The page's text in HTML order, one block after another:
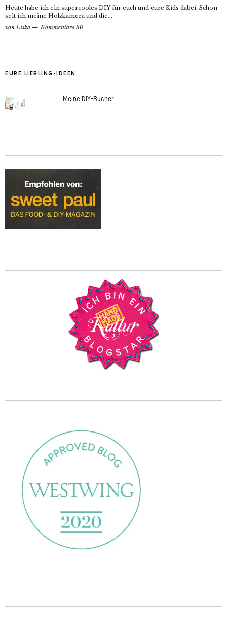
Heute habe ich ein supercooles DIY für euch und eure Kids dabei. Schon
seit ich meine Holzkamera und die...
von Liska Kommentare 30
EURE LIEBLING-IDEEN
Meine DIY-Bücher